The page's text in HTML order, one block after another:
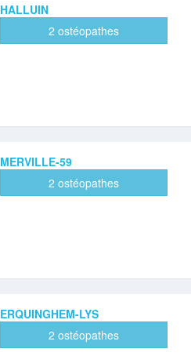
HALLUIN
2 ostéopathes
MERVILLE-59
2 ostéopathes
ERQUINGHEM-LYS
2 ostéopathes